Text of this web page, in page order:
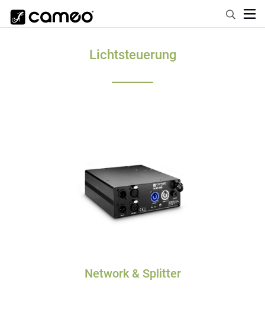
Lichtsteuerung
Network & Splitter